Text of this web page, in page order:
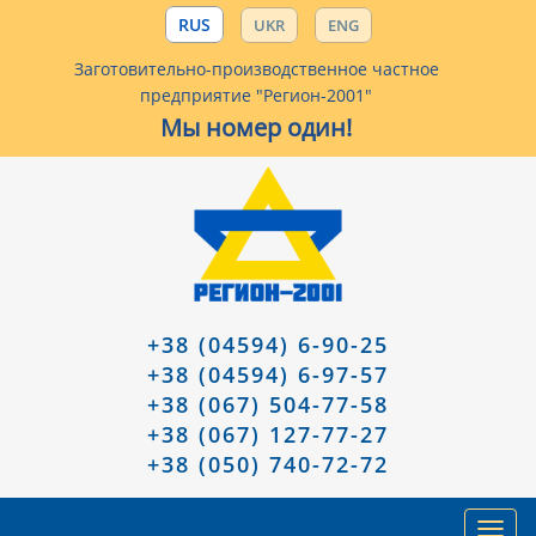
RUS UKR ENG
Заготовительно-производственное частное
предприятие "Регион-2001"
Мы номер один!
+38 (04594) 6-90-25
+38 (04594) 6-97-57
+38 (067) 504-77-58
+38 (067) 127-77-27
+38 (050) 740-72-72